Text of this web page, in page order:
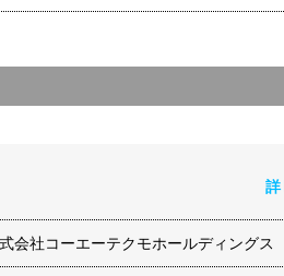
詳
会社コーエーテクモホールディングス